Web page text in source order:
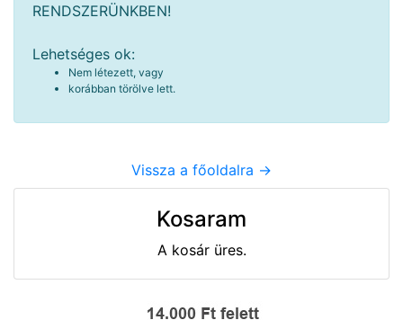
RENDSZERÜNKBEN!
Lehetséges ok:
Nem létezett, vagy
korábban törölve lett.
Vissza a főoldalra ->
Kosaram
A kosár üres.